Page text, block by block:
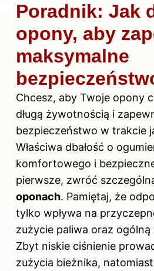
Poradnik: Jak
opony, aby
maksymalne
Chcesz, aby Twoje opony
długą żywotnością i
bezpieczeństwo w trakcie
Właściwa dbałość o
komfortowego i
pierwsze, zwróć
oponach. Pamiętaj, że
tylko wpływa na
zużycie paliwa oraz
Zbyt niskie ciśnienie
zużycia bieżnika,